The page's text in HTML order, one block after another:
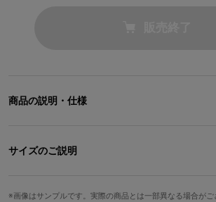
商品の説明・仕様
作品ならではのモチーフである『鍵穴』をイ
キラリと輝きます。
サイズのご説明
画像はサンプルです。実際の商品とは一部異なる場合がご